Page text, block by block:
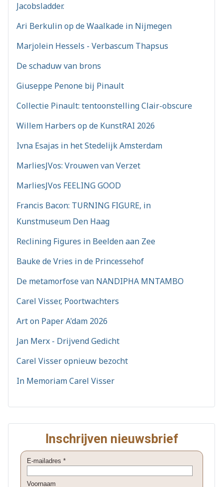
Jacobsladder.
Ari Berkulin op de Waalkade in Nijmegen
Marjolein Hessels - Verbascum Thapsus
De schaduw van brons
Giuseppe Penone bij Pinault
Collectie Pinault: tentoonstelling Clair-obscure
Willem Harbers op de KunstRAI 2026
Ivna Esajas in het Stedelijk Amsterdam
MarliesJVos: Vrouwen van Verzet
MarliesJVos FEELING GOOD
Francis Bacon: TURNING FIGURE, in
Kunstmuseum Den Haag
Reclining Figures in Beelden aan Zee
Bauke de Vries in de Princessehof
De metamorfose van NANDIPHA MNTAMBO
Carel Visser, Poortwachters
Art on Paper A'dam 2026
Jan Merx - Drijvend Gedicht
Carel Visser opnieuw bezocht
In Memoriam Carel Visser
Inschrijven nieuwsbrief